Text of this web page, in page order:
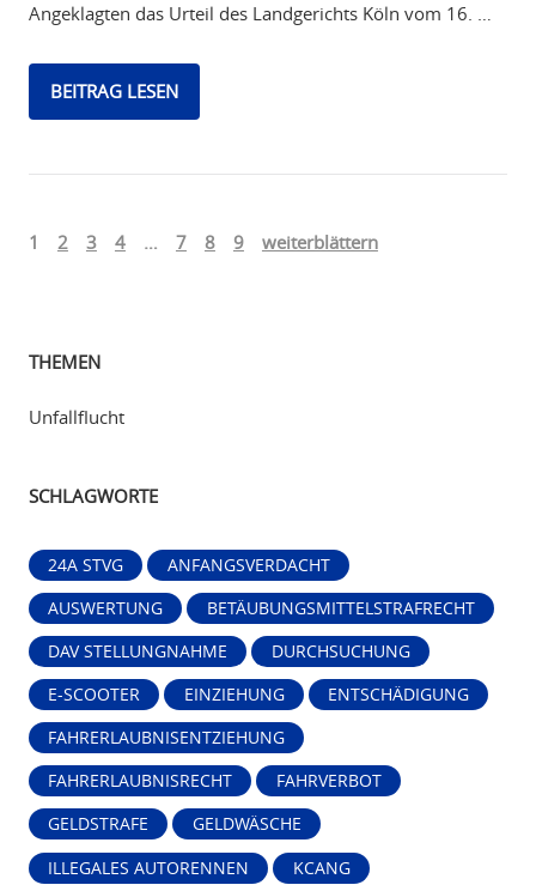
Angeklagten das Urteil des Landgerichts Köln vom 16. …
BEITRAG LESEN
1 2 3 4 … 7 8 9 weiterblättern
THEMEN
Unfallflucht
SCHLAGWORTE
24A STVG ANFANGSVERDACHT
AUSWERTUNG BETÄUBUNGSMITTELSTRAFRECHT
DAV STELLUNGNAHME DURCHSUCHUNG
E-SCOOTER EINZIEHUNG ENTSCHÄDIGUNG
FAHRERLAUBNISENTZIEHUNG
FAHRERLAUBNISRECHT FAHRVERBOT
GELDSTRAFE GELDWÄSCHE
ILLEGALES AUTORENNEN KCANG